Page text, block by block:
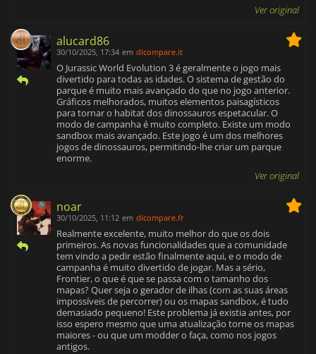
Ver original
alucard86
30/10/2025, 17:34 em dlcompare.it
O Jurassic World Evolution 3 é geralmente o jogo mais
divertido para todas as idades. O sistema de gestão do
parque é muito mais avançado do que no jogo anterior.
Gráficos melhorados, muitos elementos paisagísticos
para tornar o habitat dos dinossauros espetacular. O
modo de campanha é muito completo. Existe um modo
sandbox mais avançado. Este jogo é um dos melhores
jogos de dinossauros, permitindo-lhe criar um parque
enorme.
Ver original
noar
30/10/2025, 11:12 em dlcompare.fr
Realmente excelente, muito melhor do que os dois
primeiros. As novas funcionalidades que a comunidade
tem vindo a pedir estão finalmente aqui, e o modo de
campanha é muito divertido de jogar. Mas a sério,
Frontier, o que é que se passa com o tamanho dos
mapas? Quer seja o gerador de ilhas (com as suas áreas
impossíveis de percorrer) ou os mapas sandbox, é tudo
demasiado pequeno! Este problema já existia antes, por
isso espero mesmo que uma atualização torne os mapas
maiores - ou que um modder o faça, como nos jogos
antigos.